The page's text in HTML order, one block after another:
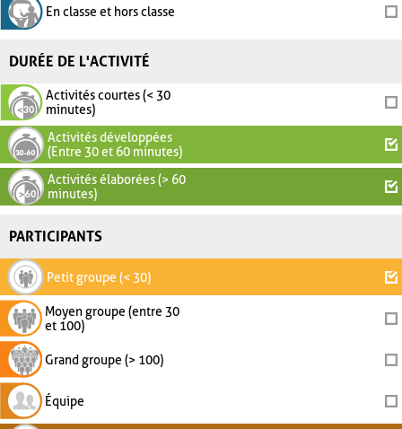
En classe et hors classe
DURÉE DE L'ACTIVITÉ
Activités courtes (< 30
minutes)
Activités développées
(Entre 30 et 60 minutes)
Activités élaborées (> 60
minutes)
PARTICIPANTS
Petit groupe (< 30)
Moyen groupe (entre 30
et 100)
Grand groupe (> 100)
Équipe